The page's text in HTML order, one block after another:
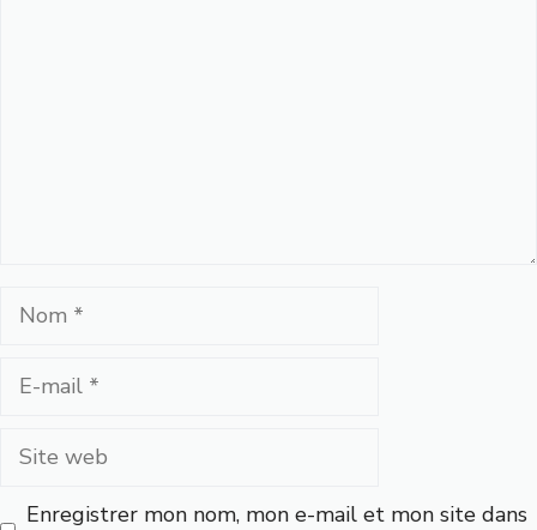
Nom
Site
Enregistrer mon nom, mon e-mail et mon site dans